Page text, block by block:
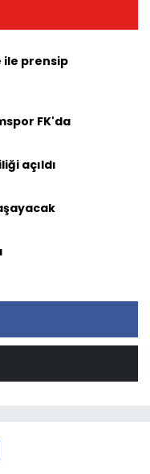
ile prensip
FK'da
açıldı